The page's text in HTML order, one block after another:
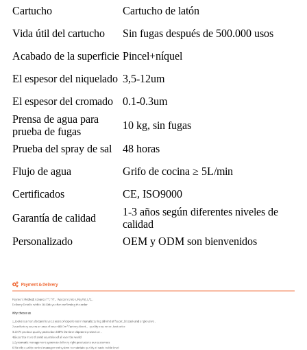
Cartucho
Cartucho de latón
Vida útil del cartucho
Sin fugas después de 500.000 usos
Acabado de la superficie Pincel+níquel
El espesor del niquelado 3,5-12um
El espesor del cromado
0.1-0.3um
Prensa de agua para
prueba de fugas
10 kg, sin fugas
Prueba del spray de sal
48 horas
Flujo de agua
Grifo de cocina ≥ 5L/min
Certificados
CE, ISO9000
Garantía de calidad
1-3 años según diferentes niveles de
calidad
Personalizado
OEM y ODM son bienvenidos